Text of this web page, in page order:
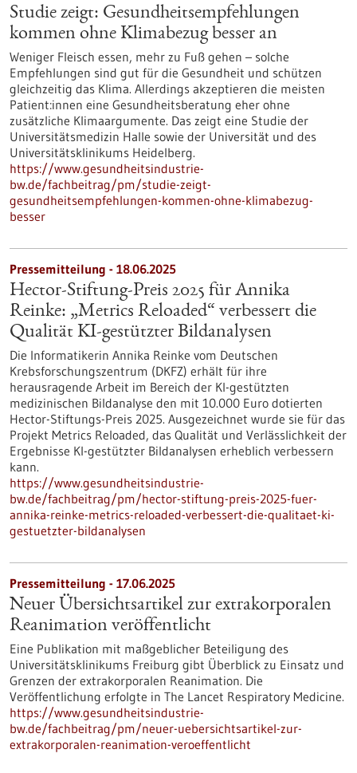
Studie zeigt: Gesundheitsempfehlungen
kommen ohne Klimabezug besser an
Weniger Fleisch essen, mehr zu Fuß gehen – solche
Empfehlungen sind gut für die Gesundheit und schützen
gleichzeitig das Klima. Allerdings akzeptieren die meisten
Patient:innen eine Gesundheitsberatung eher ohne
zusätzliche Klimaargumente. Das zeigt eine Studie der
Universitätsmedizin Halle sowie der Universität und des
Universitätsklinikums Heidelberg.
https://www.gesundheitsindustrie-
bw.de/fachbeitrag/pm/studie-zeigt-
gesundheitsempfehlungen-kommen-ohne-klimabezug-
besser
Pressemitteilung - 18.06.2025
Hector-Stiftung-Preis 2025 für Annika
Reinke: „Metrics Reloaded“ verbessert die
Qualität KI-gestützter Bildanalysen
Die Informatikerin Annika Reinke vom Deutschen
Krebsforschungszentrum (DKFZ) erhält für ihre
herausragende Arbeit im Bereich der KI-gestützten
medizinischen Bildanalyse den mit 10.000 Euro dotierten
Hector-Stiftungs-Preis 2025. Ausgezeichnet wurde sie für das
Projekt Metrics Reloaded, das Qualität und Verlässlichkeit der
Ergebnisse KI-gestützter Bildanalysen erheblich verbessern
kann.
https://www.gesundheitsindustrie-
bw.de/fachbeitrag/pm/hector-stiftung-preis-2025-fuer-
annika-reinke-metrics-reloaded-verbessert-die-qualitaet-ki-
gestuetzter-bildanalysen
Pressemitteilung - 17.06.2025
Neuer Übersichtsartikel zur extrakorporalen
Reanimation veröffentlicht
Eine Publikation mit maßgeblicher Beteiligung des
Universitätsklinikums Freiburg gibt Überblick zu Einsatz und
Grenzen der extrakorporalen Reanimation. Die
Veröffentlichung erfolgte in The Lancet Respiratory Medicine.
https://www.gesundheitsindustrie-
bw.de/fachbeitrag/pm/neuer-uebersichtsartikel-zur-
extrakorporalen-reanimation-veroeffentlicht